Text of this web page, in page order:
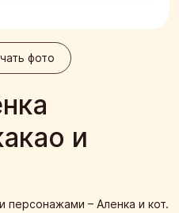
фото
и
– Аленка и кот.